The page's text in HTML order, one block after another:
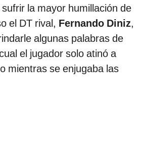
la mayor humillación de
el DT rival, Fernando Diniz,
algunas palabras de
el jugador solo atinó a
mientras se enjugaba las